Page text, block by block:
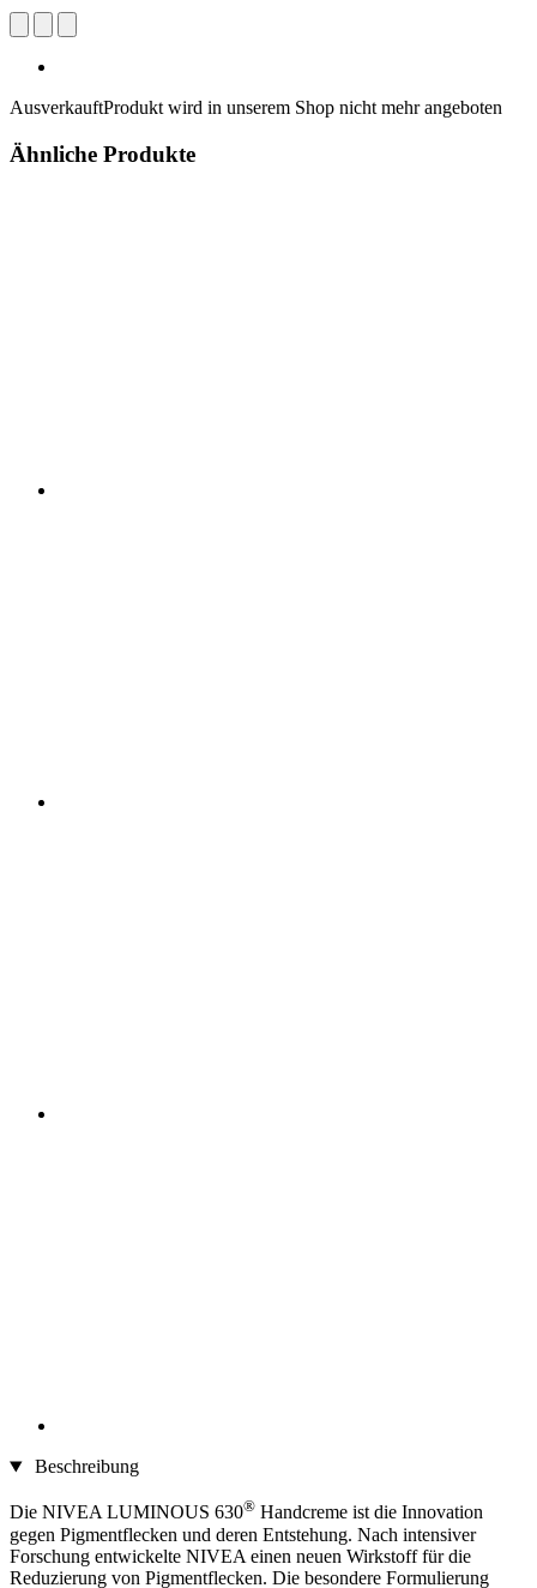
AusverkauftProdukt wird in unserem Shop nicht mehr angeboten
Ähnliche Produkte
Beschreibung
Die NIVEA LUMINOUS 630® Handcreme ist die Innovation
gegen Pigmentflecken und deren Entstehung. Nach intensiver
Forschung entwickelte NIVEA einen neuen Wirkstoff für die
Reduzierung von Pigmentflecken. Die besondere Formulierung